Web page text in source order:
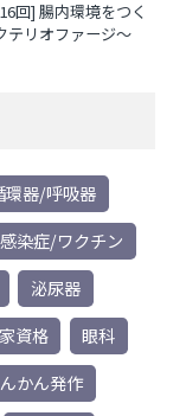
回] 腸内環境をつく
テリオファージ～
環器/呼吸器
感染症/ワクチン
泌尿器
資格
眼科
かん発作